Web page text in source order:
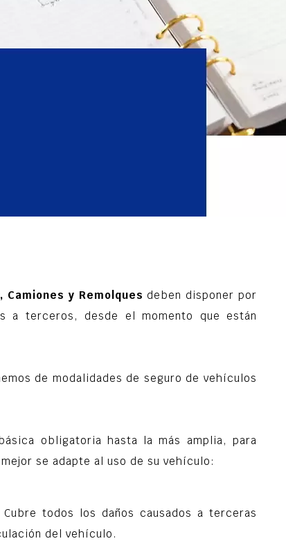
y Remolques deben disponer por
a terceros, desde el momento que están
de modalidades de seguro de vehículos
obligatoria hasta la más amplia, para
se adapte al uso de su vehículo:
todos los daños causados a terceras
del vehículo.